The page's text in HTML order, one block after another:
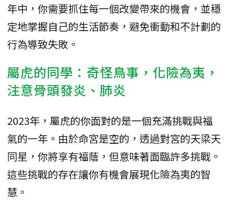
年中，你需要抓住每一個改變帶來的機會，並穩
定地掌握自己的生活節奏，避免衝動和不計劃的
行為導致失敗。
屬虎的同學：奇怪鳥事，化險為夷，
注意骨頭發炎、肺炎
2023年，屬虎的你面對的是一個充滿挑戰與福
氣的一年。由於命宮是空的，透過對宮的天梁天
同星，你將享有福蔭，但意味著面臨許多挑戰。
這些挑戰的存在讓你有機會展現化險為夷的智
慧。